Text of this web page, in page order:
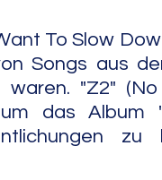
To Slow
Songs aus
waren. "Z2"
das Album